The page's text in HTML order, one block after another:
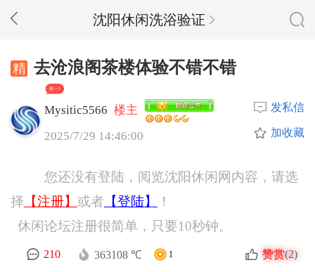
沈阳休闲洗浴验证
去沧浪阁茶楼体验不错不错
精 + 8
Mysitic5566 楼主
2025/7/29 14:46:00
发私信
加收藏
您还没有登陆，阅览沈阳休闲网内容，请选
择 【注册】 或者 【登陆】
！
休闲论坛注册很简单，只要10秒钟。
210 363108 ℃ 1 赞赏(2)